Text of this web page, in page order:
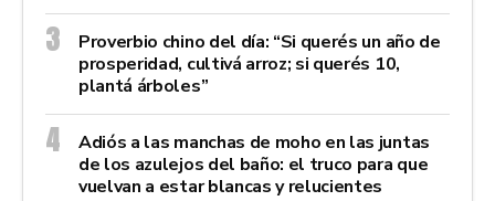
Proverbio chino del día: “Si querés un año de
prosperidad, cultivá arroz; si querés 10,
plantá árboles”
Adiós a las manchas de moho en las juntas
de los azulejos del baño: el truco para que
vuelvan a estar blancas y relucientes